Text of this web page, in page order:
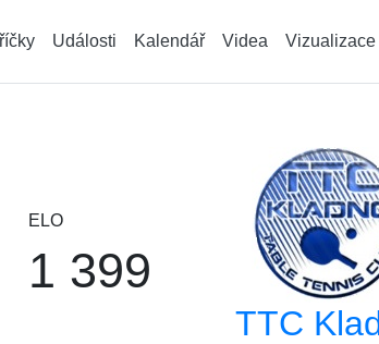
Události Kalendář Videa Vizualizace
ELO
1 399
TTC